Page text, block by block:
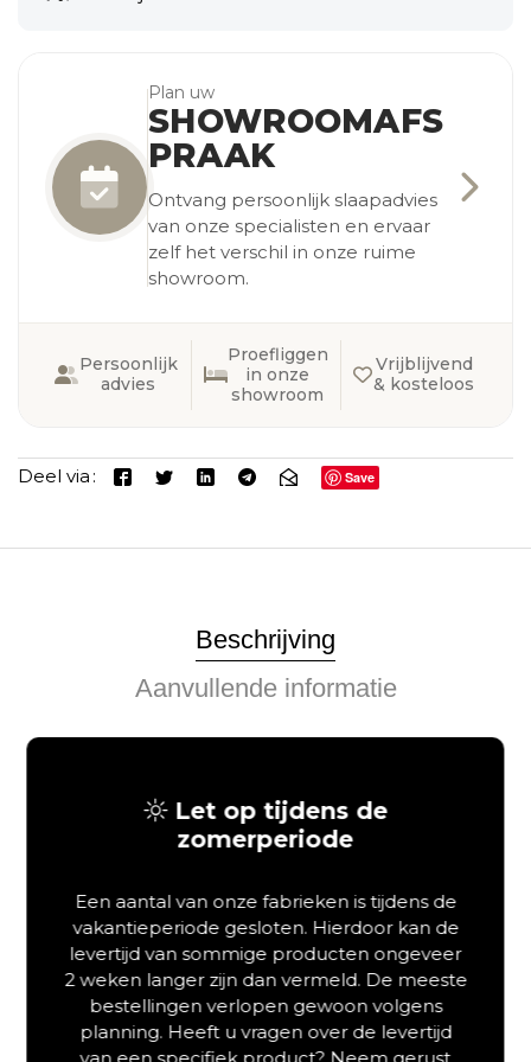
Plan uw
SHOWROOMAFS
PRAAK
Ontvang persoonlijk slaapadvies
van onze specialisten en ervaar
zelf het verschil in onze ruime
showroom.
Persoonlijk
advies
Proefliggen
in onze
showroom
Vrijblijvend
& kosteloos
Deel via Save
Beschrijving
Aanvullende informatie
modern wit houten bed
Wilt u een houten bed kopen dat een frisse,
Van Schaik Silvano houten bed is de ideale oplossing voor
wie op zoek is naar een sereen en eigentijds
slaapkamerinterieur.Dit design bedframe is vervaardigd uit
hoogwaardig wit vurenhout en voorzien van houten
sledepoten voor een rustige,organische basis.De
toevoeging van het elegant gestoffeerde hoofdbord in
Let op tijdens de
zomerperiode
Een aantal van onze fabrieken is tijdens de
vakantieperiode gesloten. Hierdoor kan de
levertijd van sommige producten ongeveer
2 weken langer zijn dan vermeld. De meeste
bestellingen verlopen gewoon volgens
planning. Heeft u vragen over de levertijd
van een specifiek product? Neem gerust